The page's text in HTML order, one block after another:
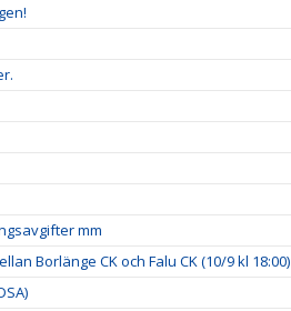
mm
Borlänge CK och Falu CK (10/9 kl 18:00)